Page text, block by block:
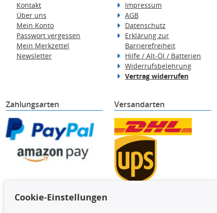
Kontakt
Über uns
Mein Konto
Passwort vergessen
Mein Merkzettel
Newsletter
Impressum
AGB
Datenschutz
Erklärung zur
Barrierefreiheit
Hilfe / Alt-Öl / Batterien
Widerrufsbelehrung
Vertrag widerrufen
Zahlungsarten Versandarten
Cookie-Einstellungen